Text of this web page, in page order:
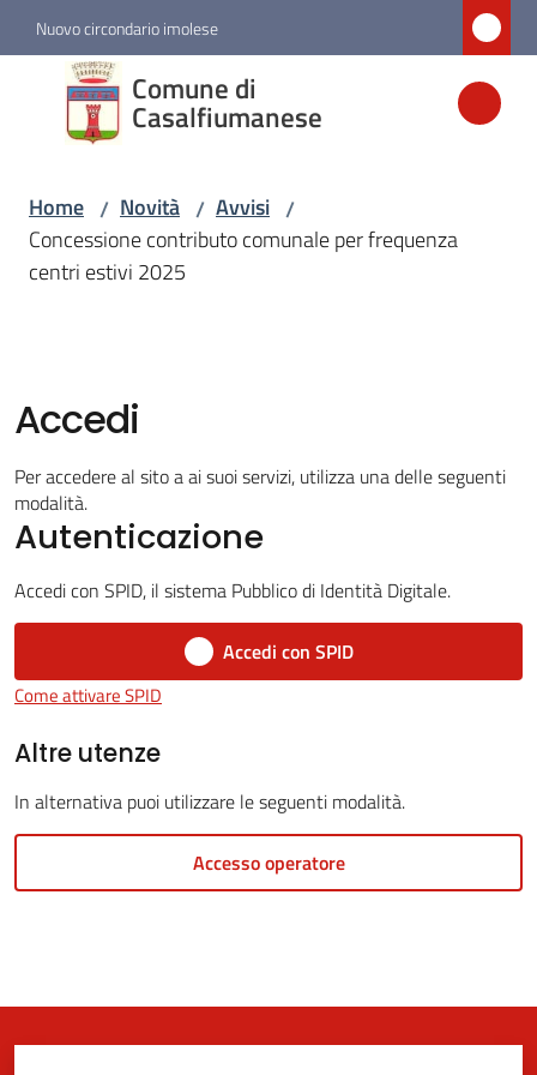
Vai al contenuto
Vai alla navigazione
Vai al footer
Nuovo circondario imolese
Comune di
Casalfiumanese
Comune di
Casalfiumanese
Amministrazione
Casalfiumanese
on-
gli
Home / Novità / Avvisi /
Concessione contributo comunale per frequenza
centri estivi 2025
Accedi
Per accedere al sito a ai suoi servizi, utilizza una delle seguenti
modalità.
Autenticazione
Accedi con SPID, il sistema Pubblico di Identità Digitale.
Accedi con SPID
Come attivare SPID
Altre utenze
In alternativa puoi utilizzare le seguenti modalità.
Accesso operatore